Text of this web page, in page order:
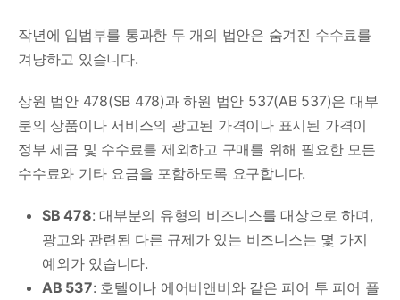
작년에 입법부를 통과한 두 개의 법안은 숨겨진 수수료를
겨냥하고 있습니다.
상원 법안 478(SB 478)과 하원 법안 537(AB 537)은 대부
분의 상품이나 서비스의 광고된 가격이나 표시된 가격이
정부 세금 및 수수료를 제외하고 구매를 위해 필요한 모든
수수료와 기타 요금을 포함하도록 요구합니다.
SB 478: 대부분의 유형의 비즈니스를 대상으로 하며,
광고와 관련된 다른 규제가 있는 비즈니스는 몇 가지
예외가 있습니다.
AB 537: 호텔이나 에어비앤비와 같은 피어 투 피어 플